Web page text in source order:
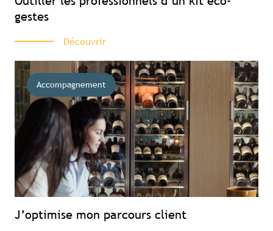
gestes
Découvrir
Accompagnement
J’optimise mon parcours client